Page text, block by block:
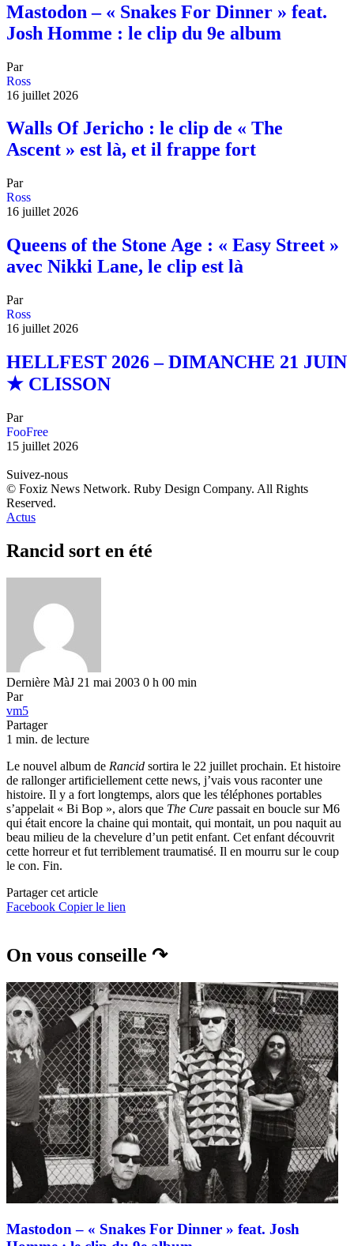
Mastodon – « Snakes For Dinner » feat.
Josh Homme : le clip du 9e album
Par
Ross
16 juillet 2026
Walls Of Jericho : le clip de « The
Ascent » est là, et il frappe fort
Par
Ross
16 juillet 2026
Queens of the Stone Age : « Easy Street »
avec Nikki Lane, le clip est là
Par
Ross
16 juillet 2026
HELLFEST 2026 – DIMANCHE 21 JUIN
★ CLISSON
Par
FooFree
15 juillet 2026
Suivez-nous
© Foxiz News Network. Ruby Design Company. All Rights
Reserved.
Actus
Rancid sort en été
Dernière MàJ 21 mai 2003 0 h 00 min
Par
vm5
Partager
1 min. de lecture
Le nouvel album de Rancid sortira le 22 juillet prochain. Et histoire
de rallonger artificiellement cette news, j’vais vous raconter une
histoire. Il y a fort longtemps, alors que les téléphones portables
s’appelait « Bi Bop », alors que The Cure passait en boucle sur M6
qui était encore la chaine qui montait, qui montait, un pou naquit au
beau milieu de la chevelure d’un petit enfant. Cet enfant découvrit
cette horreur et fut terriblement traumatisé. Il en mourru sur le coup
le con. Fin.
Partager cet article
Facebook Copier le lien
On vous conseille ↷
Mastodon – « Snakes For Dinner » feat. Josh